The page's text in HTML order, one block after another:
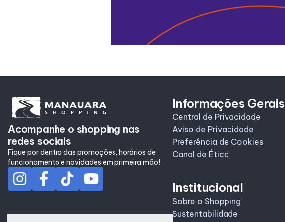
Acompanhe o shopping nas
redes sociais
Fique por dentro das promoções, horários de
funcionamento e novidades em primeira mão!
Informações Gerais
Central de Privacidade
Aviso de Privacidade
Preferência de Cookies
Canal de Ética
Institucional
Sobre o Shopping
Sustentabilidade